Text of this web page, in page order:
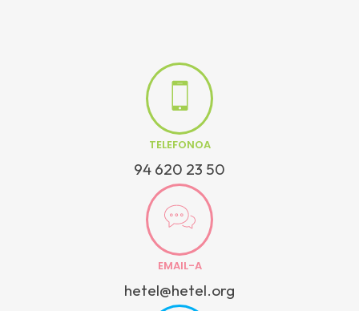
TELEFONOA
94 620 23 50
EMAIL-A
hetel@hetel.org